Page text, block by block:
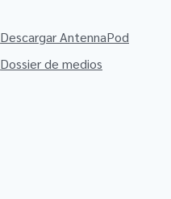
Descargar AntennaPod
Dossier de medios